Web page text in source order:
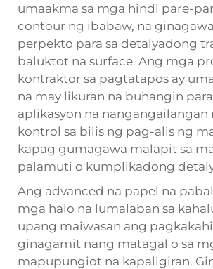
umaakma sa mga hindi pare-
contour ng ibabaw, na
perpekto para sa detalyadong
baluktot na surface. Ang mga
kontraktor sa pagtatapos ay
na may likuran na buhangin
aplikasyon na nangangailangan
kontrol sa bilis ng pag-alis ng
kapag gumagawa malapit sa
palamuti o kumplikadong
Ang advanced na papel na
mga halo na lumalaban sa
upang maiwasan ang
ginagamit nang matagal o sa
mapupungiot na kapaligiran.